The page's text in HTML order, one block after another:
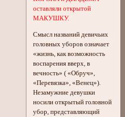
оставляли открытой
МАКУШКУ.
Смысл названий девичьих
головных уборов означает
«жизнь, как возможность
воспарения вверх, в
вечность» ( «Обруч»,
«Перевязка», «Венец»).
Незамужние девушки
носили открытый головной
убор, представляющий